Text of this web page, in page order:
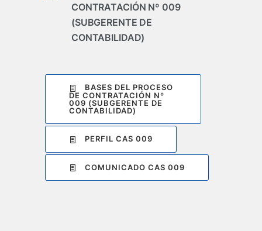
CONTRATACIÓN Nº 009
(SUBGERENTE DE
CONTABILIDAD)
BASES DEL PROCESO
DE CONTRATACIÓN Nº
009 (SUBGERENTE DE
CONTABILIDAD)
PERFIL CAS 009
COMUNICADO CAS 009